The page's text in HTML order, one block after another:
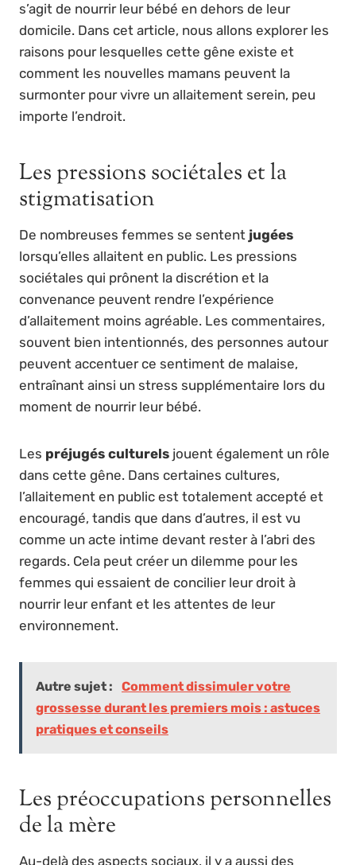
s’agit de nourrir leur bébé en dehors de leur
domicile. Dans cet article, nous allons explorer les
raisons pour lesquelles cette gêne existe et
comment les nouvelles mamans peuvent la
surmonter pour vivre un allaitement serein, peu
importe l’endroit.
Les pressions sociétales et la
stigmatisation
De nombreuses femmes se sentent jugées
lorsqu’elles allaitent en public. Les pressions
sociétales qui prônent la discrétion et la
convenance peuvent rendre l’expérience
d’allaitement moins agréable. Les commentaires,
souvent bien intentionnés, des personnes autour
peuvent accentuer ce sentiment de malaise,
entraînant ainsi un stress supplémentaire lors du
moment de nourrir leur bébé.
Les préjugés culturels jouent également un rôle
dans cette gêne. Dans certaines cultures,
l’allaitement en public est totalement accepté et
encouragé, tandis que dans d’autres, il est vu
comme un acte intime devant rester à l’abri des
regards. Cela peut créer un dilemme pour les
femmes qui essaient de concilier leur droit à
nourrir leur enfant et les attentes de leur
environnement.
Autre sujet :
Comment dissimuler votre
grossesse durant les premiers mois : astuces
pratiques et conseils
Les préoccupations personnelles
de la mère
Au-delà des aspects sociaux, il y a aussi des